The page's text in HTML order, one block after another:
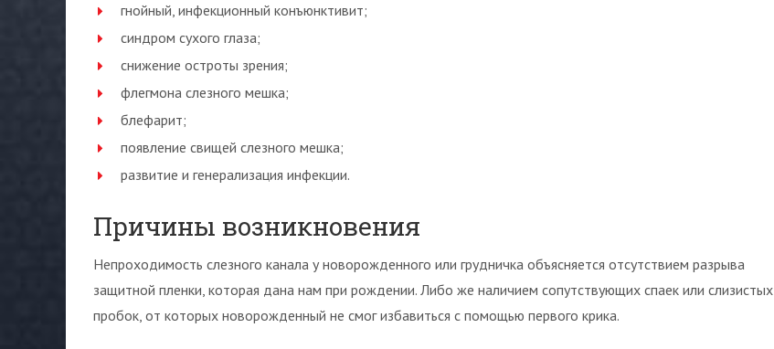
гнойный, инфекционный конъюнктивит;
синдром сухого глаза;
снижение остроты зрения;
флегмона слезного мешка;
блефарит;
появление свищей слезного мешка;
развитие и генерализация инфекции.
Причины возникновения
Непроходимость слезного канала у новорожденного или грудничка объясняется отсутствием разрыва
защитной пленки, которая дана нам при рождении. Либо же наличием сопутствующих спаек или слизистых
пробок, от которых новорожденный не смог избавиться с помощью первого крика.